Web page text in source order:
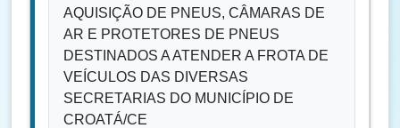
AQUISIÇÃO DE PNEUS, CÂMARAS DE
AR E PROTETORES DE PNEUS
DESTINADOS A ATENDER A FROTA DE
VEÍCULOS DAS DIVERSAS
SECRETARIAS DO MUNICÍPIO DE
CROATÁ/CE